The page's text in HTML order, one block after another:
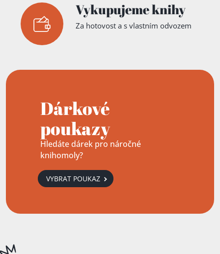
Vykupujeme knihy
Za hotovost a s vlastním odvozem
Dárkové
poukazy
Hledáte dárek pro náročné
knihomoly?
VYBRAT POUKAZ